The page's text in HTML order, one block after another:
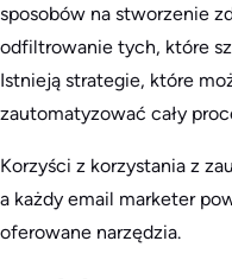
sposobów na stworzenie
odfiltrowanie tych, które
Istnieją strategie, które
zautomatyzować cały
Korzyści z korzystania z
a każdy email marketer
oferowane narzędzia.